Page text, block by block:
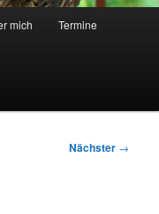
mich Termine
Nächster →